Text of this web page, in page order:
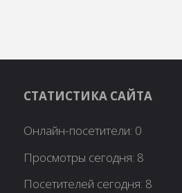
СТАТИСТИКА САЙТА
Онлайн-посетители: 0
Просмотры сегодня: 8
Посетителей сегодня: 8